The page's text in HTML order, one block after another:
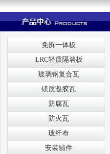
免拆一体板
LRC轻质隔墙板
玻璃钢复合瓦
镁质凝胶瓦
防腐瓦
防火瓦
玻纤布
安装辅件